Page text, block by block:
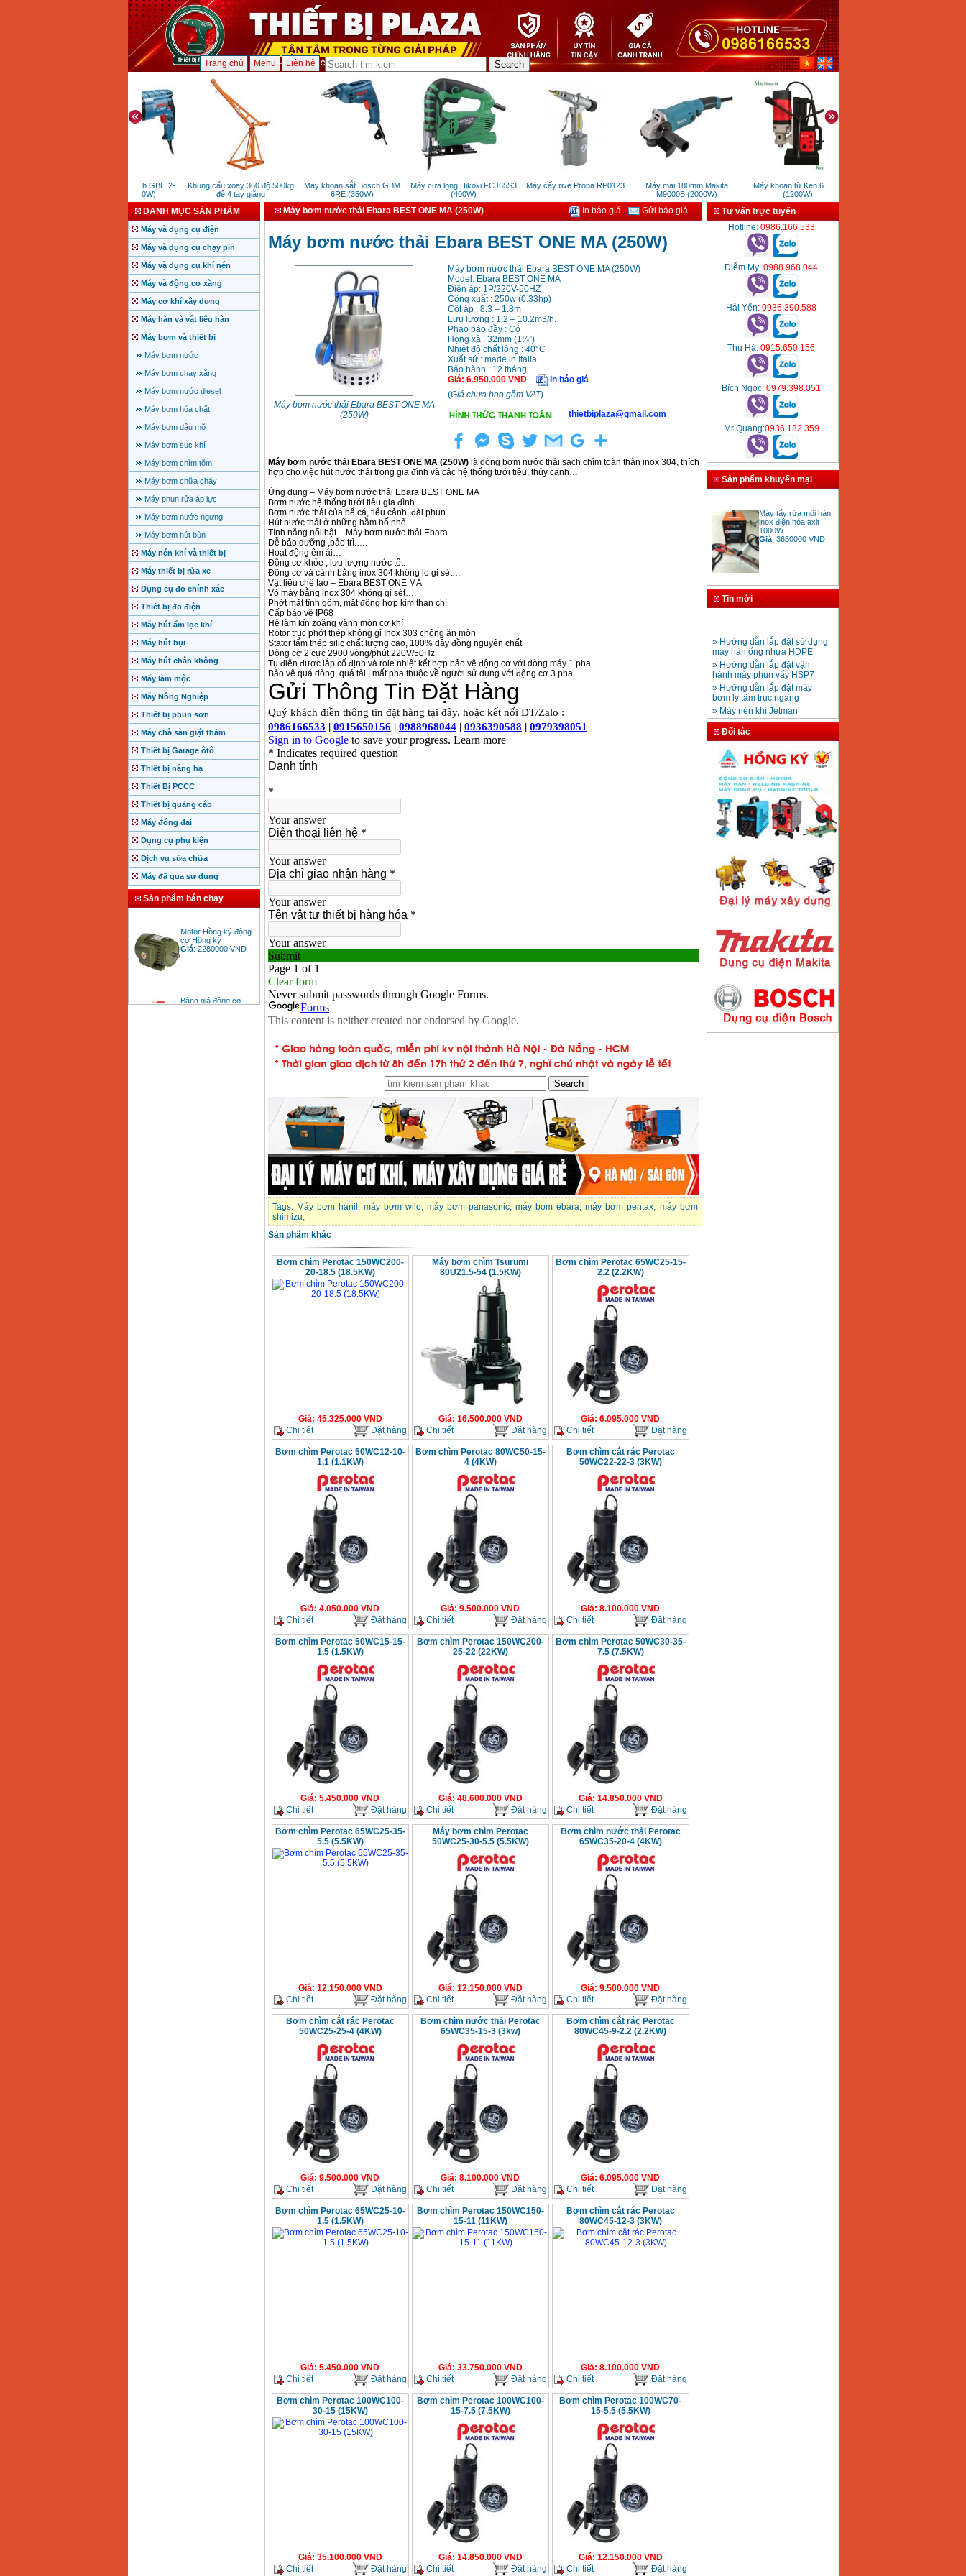
Trang chủ Menu Liên hệ
Máy khoan Bosch GBH 2-
24DRE (790W)
Khung cẩu xoay 360 độ 500kg
đế 4 tay giằng
Máy khoan sắt Bosch GBM
6RE (350W)
Máy cưa lọng Hikoki FCJ65S3
(400W)
Máy cấy rive Prona RP0123
Máy mài 180mm Makita
M9000B (2000W)
Máy khoan từ Ken 6023N
(1200W)
DANH MỤC SẢN PHẨM
Máy và dụng cụ điện
Máy và dụng cụ chạy pin
Máy và dụng cụ khí nén
Máy và động cơ xăng
Máy cơ khí xây dựng
Máy hàn và vật liệu hàn
Máy bơm và thiết bị
Máy bơm nước
Máy bơm chạy xăng
Máy bơm nước diesel
Máy bơm hóa chất
Máy bơm dầu mỡ
Máy bơm sục khí
Máy bơm chìm tõm
Máy bơm chữa cháy
Máy phun rửa áp lực
Máy bơm nước ngưng
Máy bơm hút bùn
Máy nén khí và thiết bị
Máy thiết bị rửa xe
Dụng cụ đo chính xác
Thiết bị đo điện
Máy hút ẩm lọc khí
Máy hút bụi
Máy hút chân không
Máy làm mộc
Máy Nông Nghiệp
Thiết bị phun sơn
Máy chà sàn giặt thảm
Thiết bị Garage ôtô
Thiết bị nâng hạ
Thiết Bị PCCC
Thiết bị quảng cáo
Máy đóng đai
Dụng cụ phụ kiện
Dịch vụ sửa chữa
Máy đã qua sử dụng
Sản phẩm bán chạy
cơ Hồng ký
Giá :2280000
diesel đầu nổ diesel
Máy bơm nước thải Ebara BEST ONE MA (250W) In báo giá Gửi báo giá
Máy bơm nước thải Ebara BEST ONE MA (250W)
Máy bơm nước thải Ebara BEST ONE MA
(250W)
Máy bơm nước thải Ebara BEST ONE MA (250W)
Model: Ebara BEST ONE MA
Điện áp: 1P/220V-50HZ
Công xuất : 250w (0.33hp)
Cột áp : 8.3 – 1.8m
Lưu lượng : 1.2 – 10.2m3/h.
Phao báo đầy : Có
Họng xả : 32mm (1¼”)
Nhiệt độ chất lỏng : 40°C
Xuất sứ : made in Italia
Bảo hành : 12 tháng.
Giá: 6.950.000VND
In báo giá
(Giá chưa bao gồm VAT)
thietbiplaza@gmail.com
Máy bơm nước thải Ebara BEST ONE MA (250W) là dòng bơm nước thải sạch chìm toàn thân inox 304, thích
hợp cho việc hút nước thải trong gia đình và các hệ thống tưới tiêu, thủy canh…
Ứng dụng – Máy bơm nước thải Ebara BEST ONE MA
Bơm nước hệ thống tưới tiêu gia đình.
Bơm nước thải của bể cá, tiểu cảnh, đài phun..
Hút nước thải ở những hầm hố nhỏ…
Tính năng nổi bật – Máy bơm nước thải Ebara
Dễ bảo dưỡng ,bảo trì.….
Hoạt động êm ái…
Động cơ khỏe , lưu lượng nước tốt.
Động cơ và cánh bằng inox 304 không lo gỉ sét…
Vật liệu chế tạo – Ebara BEST ONE MA
Vỏ máy bằng inox 304 không gỉ sét….
Phớt mặt tĩnh gốm, mặt động hợp kim than chì
Cấp bảo vệ IP68
Hệ làm kín zoăng vành mòn cơ khí
Rotor trục phớt thép không gỉ Inox 303 chống ăn mòn
Stator tấm thép silic chất lượng cao, 100% dây đồng nguyên chất
Động cơ 2 cực 2900 vòng/phút 220V/50Hz
Tụ điện được lắp cố định và role nhiệt kết hợp bảo vệ động cơ với dòng máy 1 pha
Bảo vệ quá dòng, quá tải , mất pha thuộc về người sử dụng với động cơ 3 pha..
Tags: Máy bơm hanil , máy bơm wilo, máy bơm panasonic,máy bom ebara,máy bơm pentax, máy bơm
shimizu,
Sản phẩm khác
Bơm chìm Perotac 150WC200-
20-18.5 (18.5KW)
Giá: 45.325.000VND
Chi tiết
Đặt hàng
Máy bơm chìm Tsurumi
80U21.5-54 (1.5KW)
Giá: 16.500.000VND
Chi tiết
Đặt hàng
Bơm chìm Perotac 65WC25-15-
2.2 (2.2KW)
Giá: 6.095.000 VND
Chi tiết
Đặt hàng
Bơm chìm Perotac 50WC12-10-
1.1 (1.1KW)
Giá: 4.050.000 VND
Chi tiết
Đặt hàng
Bơm chìm Perotac 80WC50-15-
4 (4KW)
Giá: 9.500.000 VND
Chi tiết
Đặt hàng
Bơm chìm cắt rác Perotac
50WC22-22-3 (3KW)
Giá: 8.100.000 VND
Chi tiết
Đặt hàng
Bơm chìm Perotac 50WC15-15-
1.5 (1.5KW)
Giá: 5.450.000 VND
Chi tiết
Đặt hàng
Bơm chìm Perotac 150WC200-
25-22 (22KW)
Giá: 48.600.000VND
Chi tiết
Đặt hàng
Bơm chìm Perotac 50WC30-35-
7.5 (7.5KW)
Giá: 14.850.000VND
Chi tiết
Đặt hàng
Bơm chìm Perotac 65WC25-35-
5.5 (5.5KW)
Giá: 12.150.000VND
Chi tiết
Đặt hàng
Máy bơm chìm Perotac
50WC25-30-5.5 (5.5KW)
Giá: 12.150.000VND
Chi tiết
Đặt hàng
Bơm chìm nước thải Perotac
65WC35-20-4 (4KW)
Giá: 9.500.000 VND
Chi tiết
Đặt hàng
Bơm chìm cắt rác Perotac
50WC25-25-4 (4KW)
Giá: 9.500.000 VND
Chi tiết
Đặt hàng
Bơm chìm nước thải Perotac
65WC35-15-3 (3kw)
Giá: 8.100.000 VND
Chi tiết
Đặt hàng
Bơm chìm cắt rác Perotac
80WC45-9-2.2 (2.2KW)
Giá: 6.095.000 VND
Chi tiết
Đặt hàng
Bơm chìm Perotac 65WC25-10-
1.5 (1.5KW)
Giá: 5.450.000 VND
Chi tiết
Đặt hàng
Bơm chìm Perotac 150WC150-
15-11 (11KW)
Giá: 33.750.000VND
Chi tiết
Đặt hàng
Bơm chìm cắt rác Perotac
80WC45-12-3 (3KW)
Giá: 8.100.000 VND
Chi tiết
Đặt hàng
Bơm chìm Perotac 100WC100-
30-15 (15KW)
Giá: 35.100.000VND
Chi tiết
Đặt hàng
Bơm chìm Perotac 100WC100-
15-7.5 (7.5KW)
Giá: 14.850.000VND
Chi tiết
Đặt hàng
Bơm chìm Perotac 100WC70-
15-5.5 (5.5KW)
Giá: 12.150.000VND
Chi tiết
Đặt hàng
Tư vấn trực tuyến
Hotline: 0986.166.533
Diễm My: 0988.968.044
Hải Yến: 0936.390.588
Thu Hà: 0915.650.156
Bích Ngọc: 0979.398.051
Mr Quang:0936.132.359
Sản phẩm khuyến mại
inox điện hóa axit
1000W
Giá:3650000
Bảng giá mũi khoan
Giá:330000VND
Mũi khoan rút lõi bê
tông D20-D350
Giá:330000VND
Máy khoan bàn
600mm Hồng Ký
KD600 (250W)
Máy hàn que Hồng
ký Jet SR200R
Giá:2350000VND
Giá:2770000 VND
Hồng Ký HKM200D
Giá : 2890000VND
Máy hàn que điện tử
Hồng ký HK200E
Giá :4100000VND
Tin mới
máy hàn ống nhựa HDPE
» Hướng dẫn lắp đặt vận
hành máy phun vẩy HSP7
» Hướng dẫn lắp đặt máy
bơm ly tâm trục ngang
» Máy nén khí Jetman
» HDSD Máy Hàn Ống Nhựa
HDPE quay tay thủy lực
» Đại lý bán Máy hàn
DONSUN Thượng Hải
» Máy khoan rút lõi cầm tay
» Hình thức thanh toán tại
Thiết Bị Plaza
» Máy ổn áp, máy biến áp
Fushin
» Các loại khí dùng cho máy
cắt kim loại Plasma
Đối tác